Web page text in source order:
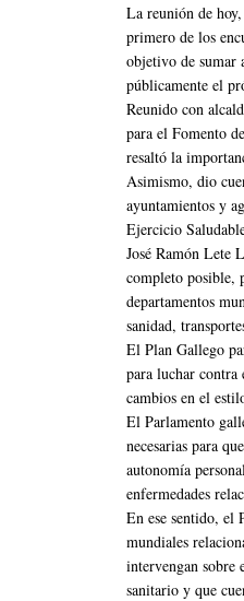
La reunión de
primero de los
objetivo de sumar
públicamente el
Reunido con
para el Fomento
resaltó la
Asimismo, dio
ayuntamientos y
Ejercicio
José Ramón Lete
completo posible,
departamentos
sanidad,
El Plan Gallego
para luchar contra
cambios en el
El Parlamento
necesarias para
autonomía
enfermedades
En ese sentido, el
mundiales
intervengan sobre
sanitario y que